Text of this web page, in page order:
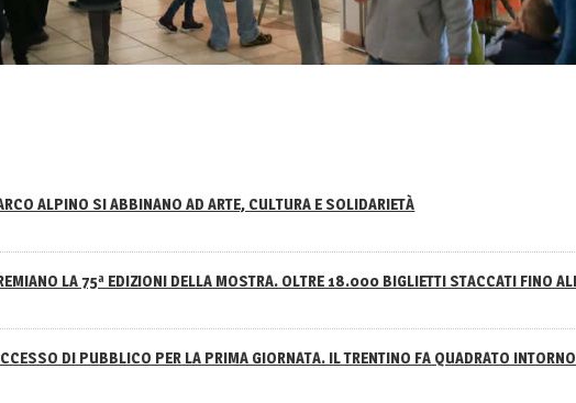
ALPINO SI ABBINANO AD ARTE, CULTURA E SOLIDARIETÀ
LA 75ª EDIZIONI DELLA MOSTRA. OLTRE 18.000 BIGLIETTI STACCATI FINO
DI PUBBLICO PER LA PRIMA GIORNATA. IL TRENTINO FA QUADRATO